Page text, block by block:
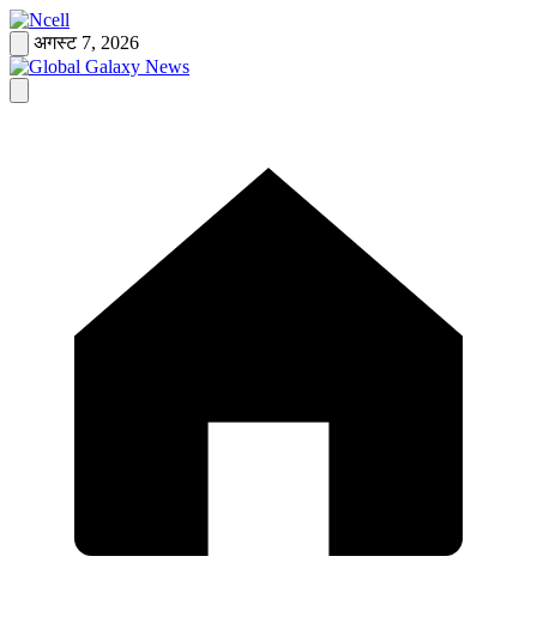
Skip
to
content
अगस्ट 7, 2026